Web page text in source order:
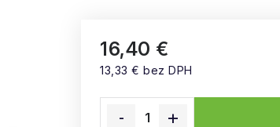
16,40 €
13,33 € bez DPH